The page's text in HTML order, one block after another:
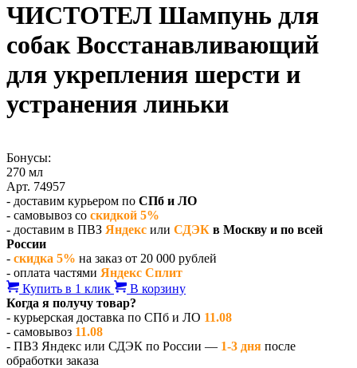
ЧИСТОТЕЛ Шампунь для
собак Восстанавливающий
для укрепления шерсти и
устранения линьки
Бонусы:
270 мл
Арт. 74957
- доставим курьером по СПб и ЛО
- самовывоз со скидкой 5%
- доставим в ПВЗ Яндекс или СДЭК в Москву и по всей
России
- скидка 5% на заказ от 20 000 рублей
- оплата частями Яндекс Сплит
Купить в 1 клик
В корзину
Когда я получу товар?
- курьерская доставка по СПб и ЛО 11.08
- самовывоз 11.08
- ПВЗ Яндекс или СДЭК по России — 1-3 дня после
обработки заказа